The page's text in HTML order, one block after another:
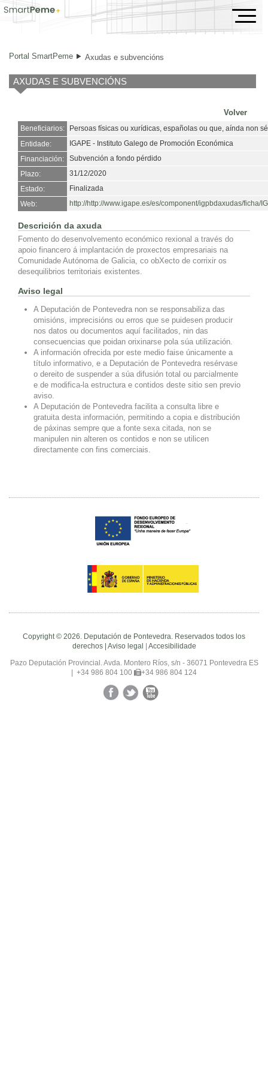
Axudas e subvencións
Portal SmartPeme Axudas e subvencións
AXUDAS E SUBVENCIÓNS
Volver
Beneficiarios:
Persoas físicas ou xurídicas, españolas ou que, aínda non
Entidade:
IGAPE - Instituto Galego de Promoción Económica
Financiación:
Subvención a fondo pérdido
Plazo:
31/12/2020
Estado:
Finalizada
Web:
http://http://www.igape.es/es/component/igpbdaxudas/ficha/
Descrición da axuda
Fomento do desenvolvemento económico rexional a través do
apoio financero á implantación de proxectos empresariais na
Comunidade Autónoma de Galicia, co obXecto de corrixir os
desequilibrios territoriais existentes.
Aviso legal
A Deputación de Pontevedra non se responsabiliza das
omisións, imprecisións ou erros que se puidesen producir
nos datos ou documentos aquí facilitados, nin das
consecuencias que poidan orixinarse pola súa utilización.
A información ofrecida por este medio faise únicamente a
título informativo, e a Deputación de Pontevedra resérvase
o dereito de suspender a súa difusión total ou parcialmente
e de modifica-la estructura e contidos deste sitio sen previo
aviso.
A Deputación de Pontevedra facilita a consulta libre e
gratuita desta información, permitindo a copia e distribución
de páxinas sempre que a fonte sexa citada, non se
manipulen nin alteren os contidos e non se utilicen
directamente con fins comerciais.
Copyright © 2026. Deputación de Pontevedra. Reservados todos los
derechos | Aviso legal | Accesibilidade
Pazo Deputación Provincial. Avda. Montero Ríos, s/n - 36071 Pontevedra ES
| +34 986 804 100
+34 986 804 124
FacebookTwitterYouTube